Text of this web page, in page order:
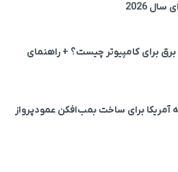
2026
برق برای کامپیوتر چیست؟ + راهنمای
آمریکا برای ساخت بمب‌افکن عمودپرواز